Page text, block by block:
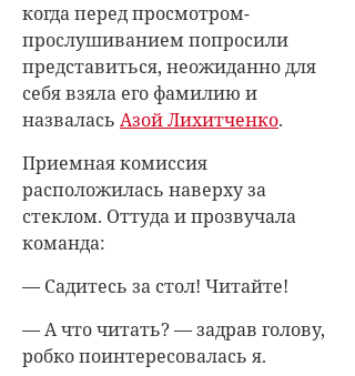
когда перед просмотром-
прослушиванием попросили
представиться, неожиданно для
себя взяла его фамилию и
назвалась Азой Лихитченко.
Приемная комиссия
расположилась наверху за
стеклом. Оттуда и прозвучала
команда:
— Садитесь за стол! Читайте!
— А что читать? — задрав голову,
робко поинтересовалась я.